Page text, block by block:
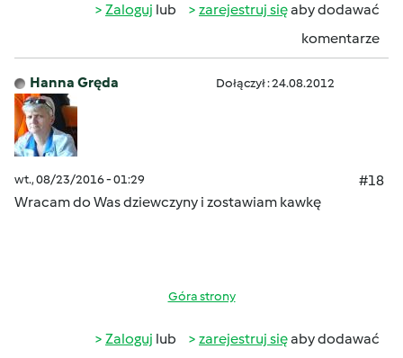
Zaloguj lub zarejestruj sięaby dodawać
komentarze
Hanna Gręda Dołączył : 24.08.2012
wt., 08/23/2016 - 01:29
#18
Wracam do Was dziewczyny i zostawiam kawkę
Góra strony
Zaloguj lub zarejestruj sięaby dodawać